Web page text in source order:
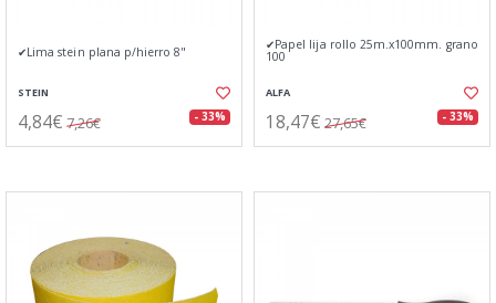
✔Lima stein plana p/hierro 8"
STEIN
4,84€ 7,26€ - 33%
✔Papel lija rollo 25m.x100mm. grano
100
ALFA
18,47€ 27,65€ - 33%